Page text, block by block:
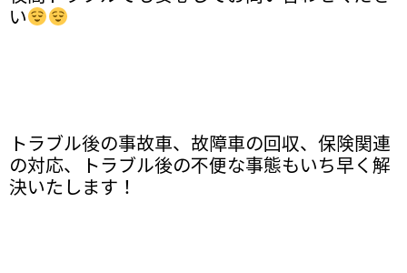
い
トラブル後の事故車、故障車の回収、保険関連
の対応、トラブル後の不便な事態もいち早く解
決いたします！